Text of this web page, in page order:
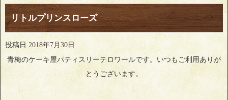
リトルプリンスローズ
投稿日 2018年7月30日
青梅のケーキ屋パティスリーテロワールです。いつもご利用ありが
とうございます。